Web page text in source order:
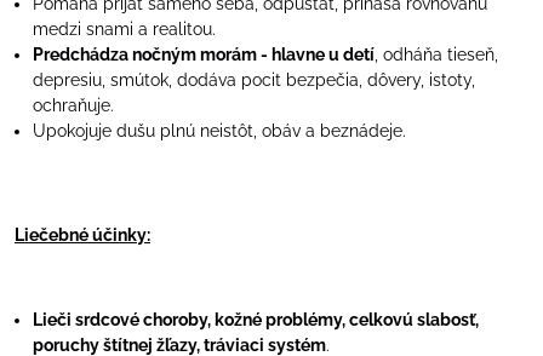
medzi snami a realitou.
Predchádza nočným morám - hlavne u detí , odháňa tieseň,
depresiu, smútok, dodáva pocit bezpečia, dôvery, istoty,
ochraňuje.
Upokojuje dušu plnú neistôt, obáv a beznádeje.
Liečebné účinky:
Lieči srdcové choroby, kožné problémy, celkovú slabosť,
poruchy štítnej žľazy, tráviaci systém.